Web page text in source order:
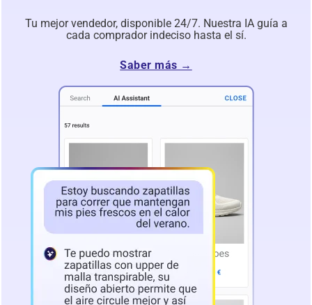
Tu mejor vendedor, disponible 24/7. Nuestra IA guía a
cada comprador indeciso hasta el sí.
Saber más →